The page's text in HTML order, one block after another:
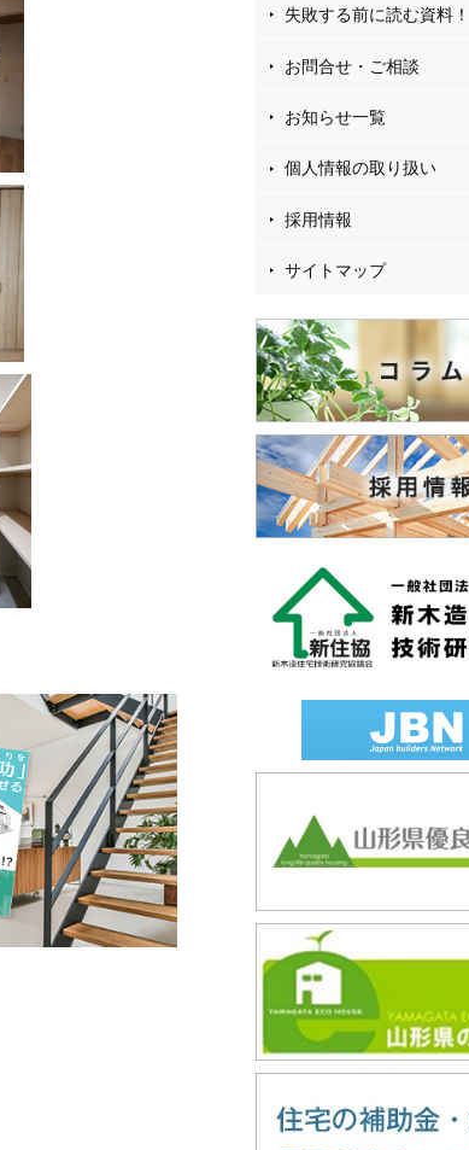
失敗する前に読む資料！
お問合せ・ご相談
お知らせ一覧
個人情報の取り扱い
採用情報
サイトマップ